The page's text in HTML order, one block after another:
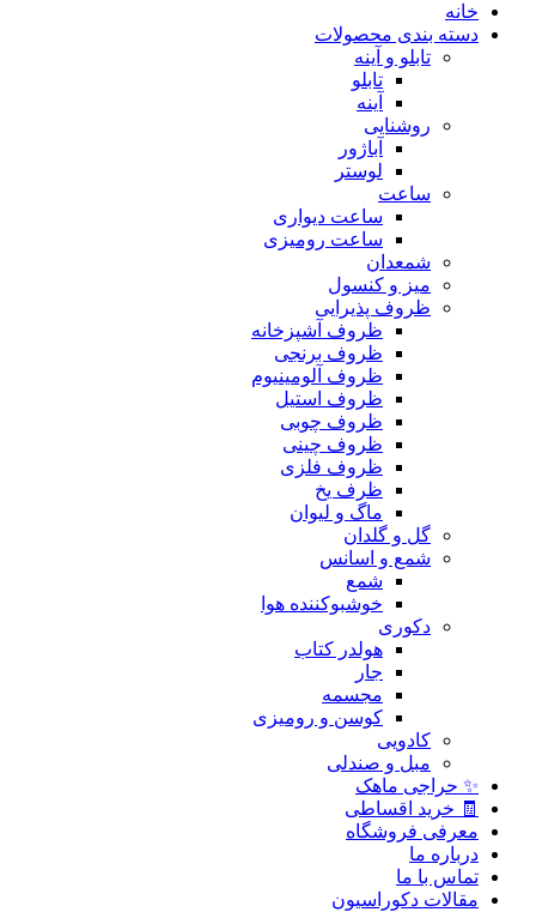
خانه
دسته بندی محصولات
تابلو و آینه
تابلو
آینه
روشنایی
آباژور
لوستر
ساعت
ساعت دیواری
ساعت رومیزی
شمعدان
میز و کنسول
ظروف پذیرایی
ظروف آشپزخانه
ظروف برنجی
ظروف آلومینیوم
ظروف استیل
ظروف چوبی
ظروف چینی
ظروف فلزی
ظرف یخ
ماگ و لیوان
گل و گلدان
شمع و اسانس
شمع
خوشبوکننده هوا
دکوری
هولدر کتاب
جار
مجسمه
کوسن و رومیزی
کادویی
مبل و صندلی
✨ حراجی ماهک
🧾 خرید اقساطی
معرفی فروشگاه
درباره ما
تماس با ما
مقالات دکوراسیون